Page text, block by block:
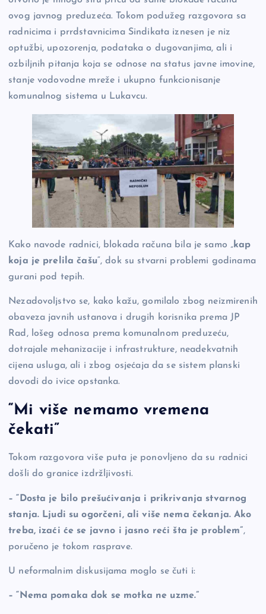
ovog javnog preduzeća. Tokom podužeg razgovora sa
radnicima i prrdstavnicima Sindikata iznesen je niz
optužbi, upozorenja, podataka o dugovanjima, ali i
ozbiljnih pitanja koja se odnose na status javne imovine,
stanje vodovodne mreže i ukupno funkcionisanje
komunalnog sistema u Lukavcu.
Kako navode radnici, blokada računa bila je samo „kap
koja je prelila čašu“, dok su stvarni problemi godinama
gurani pod tepih.
Nezadovoljstvo se, kako kažu, gomilalo zbog neizmirenih
obaveza javnih ustanova i drugih korisnika prema JP
Rad, lošeg odnosa prema komunalnom preduzeću,
dotrajale mehanizacije i infrastrukture, neadekvatnih
cijena usluga, ali i zbog osjećaja da se sistem planski
dovodi do ivice opstanka.
“Mi više nemamo vremena
čekati”
Tokom razgovora više puta je ponovljeno da su radnici
došli do granice izdržljivosti.
– “Dosta je bilo prešućivanja i prikrivanja stvarnog
stanja. Ljudi su ogorčeni, ali više nema čekanja. Ako
treba, izaći će se javno i jasno reći šta je problem”,
poručeno je tokom rasprave.
U neformalnim diskusijama moglo se čuti i:
– “Nema pomaka dok se motka ne uzme.”